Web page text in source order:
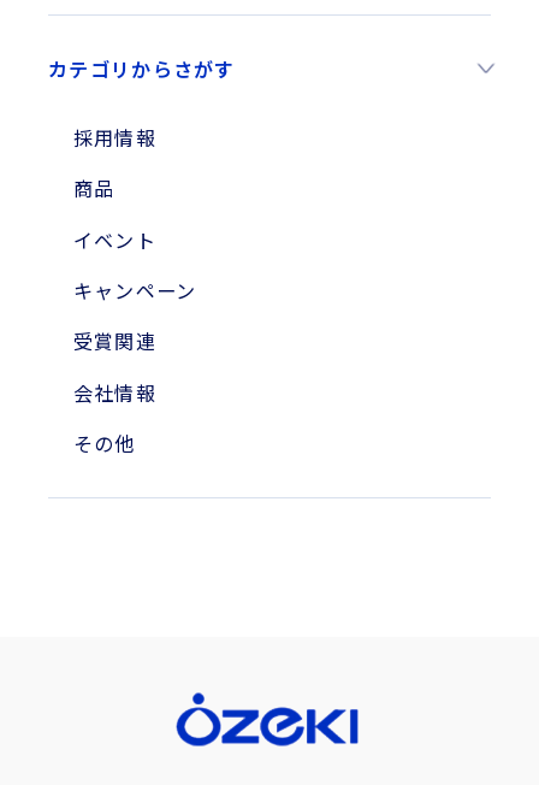
2025年
2024年
2023年
2010年
2004年
カテゴリからさがす
採用情報
商品
イベント
キャンペーン
受賞関連
会社情報
その他